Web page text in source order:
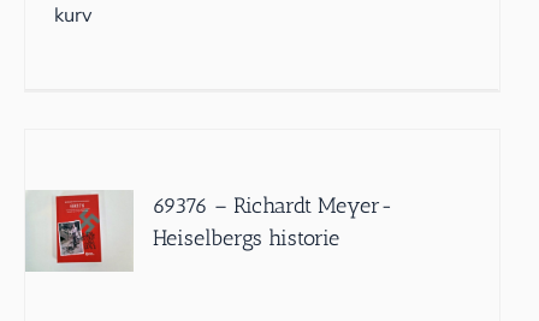
kurv
69376 – Richardt Meyer-
Heiselbergs historie